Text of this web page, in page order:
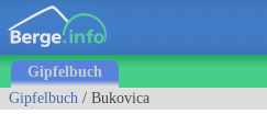
Gipfelbuch
Gipfelbuch / Bukovica